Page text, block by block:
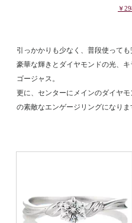
￥
引っかかりも少なく、普段使っても
豪華な輝きとダイヤモンドの光、
ゴージャス。
更に、センターにメインのダイヤ
の素敵なエンゲージリングになりま